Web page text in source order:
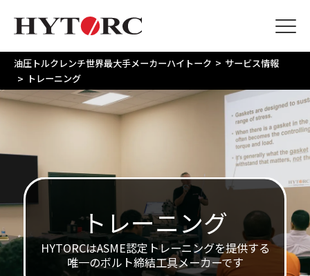
油圧トルクレンチ世界最大手メーカーハイトーク > サービス情報
> トレーニング
トレーニング
HYTORCはASME認定トレーニングを提供する
唯一のボルト締結工具メーカーです